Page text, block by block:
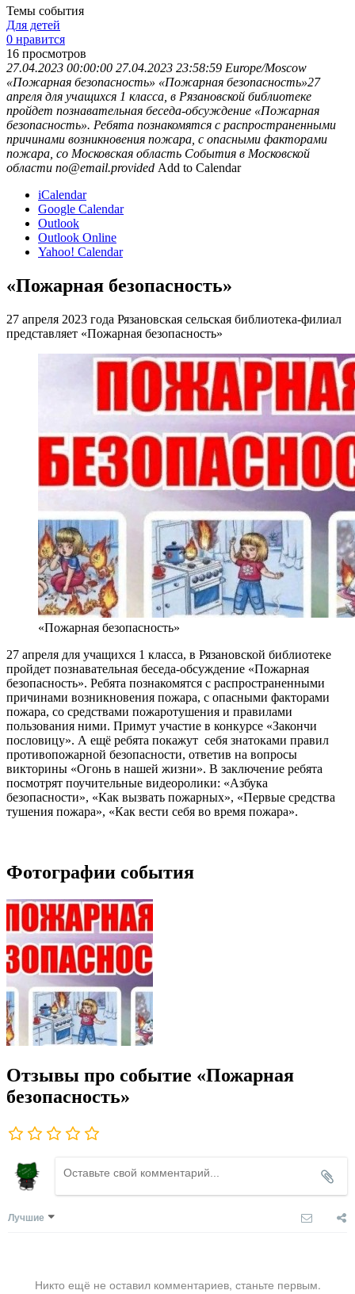
Темы события
Для детей
0 нравится
16 просмотров
27.04.2023 00:00:00 27.04.2023 23:58:59 Europe/Moscow
«Пожарная безопасность» «Пожарная безопасность»27
апреля для учащихся 1 класса, в Рязановской библиотеке
пройдет познавательная беседа-обсуждение «Пожарная
безопасность». Ребята познакомятся с распространенными
причинами возникновения пожара, с опасными факторами
пожара, со Московская область События в Московской
области no@email.provided Add to Calendar
iCalendar
Google Calendar
Outlook
Outlook Online
Yahoo! Calendar
«Пожарная безопасность»
27 апреля 2023 года Рязановская сельская библиотека-филиал
представляет «Пожарная безопасность»
«Пожарная безопасность»
27 апреля для учащихся 1 класса, в Рязановской библиотеке
пройдет познавательная беседа-обсуждение «Пожарная
безопасность». Ребята познакомятся с распространенными
причинами возникновения пожара, с опасными факторами
пожара, со средствами пожаротушения и правилами
пользования ними. Примут участие в конкурсе «Закончи
пословицу». А ещё ребята покажут себя знатоками правил
противопожарной безопасности, ответив на вопросы
викторины «Огонь в нашей жизни». В заключение ребята
посмотрят поучительные видеоролики: «Азбука
безопасности», «Как вызвать пожарных», «Первые средства
тушения пожара», «Как вести себя во время пожара».
Фотографии события
Отзывы про событие «Пожарная
безопасность»
Лучшие
Никто ещё не оставил комментариев, станьте первым.